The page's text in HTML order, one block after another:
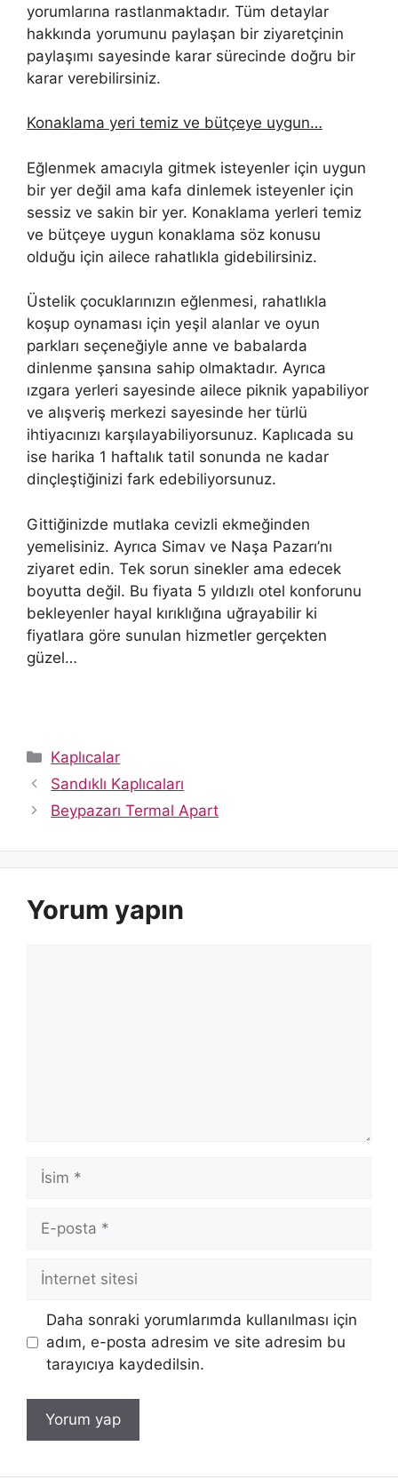
yorumlarına rastlanmaktadır. Tüm detaylar
hakkında yorumunu paylaşan bir ziyaretçinin
paylaşımı sayesinde karar sürecinde doğru bir
karar verebilirsiniz.
Konaklama yeri temiz ve bütçeye uygun…
Eğlenmek amacıyla gitmek isteyenler için uygun
bir yer değil ama kafa dinlemek isteyenler için
sessiz ve sakin bir yer. Konaklama yerleri temiz
ve bütçeye uygun konaklama söz konusu
olduğu için ailece rahatlıkla gidebilirsiniz.
Üstelik çocuklarınızın eğlenmesi, rahatlıkla
koşup oynaması için yeşil alanlar ve oyun
parkları seçeneğiyle anne ve babalarda
dinlenme şansına sahip olmaktadır. Ayrıca
ızgara yerleri sayesinde ailece piknik yapabiliyor
ve alışveriş merkezi sayesinde her türlü
ihtiyacınızı karşılayabiliyorsunuz. Kaplıcada su
ise harika 1 haftalık tatil sonunda ne kadar
dinçleştiğinizi fark edebiliyorsunuz.
Gittiğinizde mutlaka cevizli ekmeğinden
yemelisiniz. Ayrıca Simav ve Naşa Pazarı’nı
ziyaret edin. Tek sorun sinekler ama edecek
boyutta değil. Bu fiyata 5 yıldızlı otel konforunu
bekleyenler hayal kırıklığına uğrayabilir ki
fiyatlara göre sunulan hizmetler gerçekten
güzel…
Kategoriler
Kaplıcalar
Sandıklı Kaplıcaları
Beypazarı Termal Apart
Yorum yapın
İsim
posta
İnternet
Daha sonraki yorumlarımda kullanılması için
adım, e-posta adresim ve site adresim bu
tarayıcıya kaydedilsin.